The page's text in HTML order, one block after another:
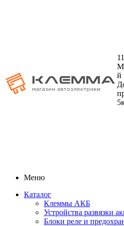
й
Меню
Каталог
Клеммы АКБ
Устройства развязки
Блоки реле и